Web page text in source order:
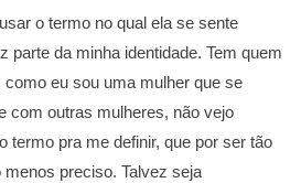
o termo no qual ela se sente
parte da minha identidade. Tem quem
como eu sou uma mulher que se
com outras mulheres, não vejo
termo pra me definir, que por ser tão
preciso. Talvez seja